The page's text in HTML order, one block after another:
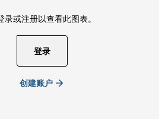
录或注册以查看此图表。
登录
创建账户